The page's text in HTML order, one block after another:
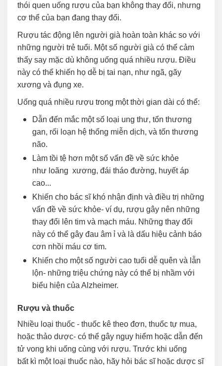
thói quen uống rượu của bạn không thay đổi, nhưng
cơ thể của bạn đang thay đổi.
Rượu tác động lên người già hoàn toàn khác so với
những người trẻ tuổi. Một số người già có thể cảm
thấy say mặc dù không uống quá nhiều rượu. Điều
này có thể khiến họ dễ bị tai nạn, như ngã, gãy
xương và đụng xe.
Uống quá nhiều rượu trong một thời gian dài có thể:
Dẫn đến mắc một số loại ung thư, tổn thương
gan, rối loạn hệ thống miễn dịch, và tốn thương
não.
Làm tồi tệ hơn một số vấn đề về sức khỏe
như loãng xương, đái tháo đường, huyết áp
cao...
Khiến cho bác sĩ khó nhận định và điều trị những
vấn đề về sức khỏe- ví dụ, rượu gây nên những
thay đổi lên tim và mạch máu. Những thay đổi
này có thể gây đau âm ỉ và là dấu hiệu cảnh báo
cơn nhồi máu cơ tim.
Khiến cho một số người cao tuổi dễ quên và lẫn
lộn- những triệu chứng này có thể bị nhầm với
biểu hiện của Alzheimer.
Rượu và thuốc
Nhiều loại thuốc - thuốc kê theo đơn, thuốc tự mua,
hoặc thảo dược- có thể gây nguy hiểm hoặc dẫn đến
tử vong khi uống cùng với rượu. Trước khi uống
bất kì một loại thuốc nào, hãy hỏi bác sĩ hoặc dược sĩ